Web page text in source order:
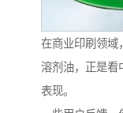
在商业印刷领域
溶剂油，正是看
表现。